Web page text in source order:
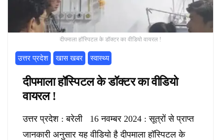
दीपमाला हॉस्पिटल के डॉक्टर का वीडियो वायरल !
उत्तर प्रदेश खास खबर स्वास्थ्य
दीपमाला हॉस्पिटल के डॉक्टर का वीडियो
वायरल !
उत्तर प्रदेश : बरेली 16 नवम्बर 2024 : सूत्रों से प्राप्त
जानकारी अनुसार यह वीडियो है दीपमाला हॉस्पिटल के